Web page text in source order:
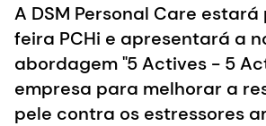
A DSM Personal Care
feira PCHi e apresentará a
abordagem "5 Actives - 5
empresa para melhorar a
pele contra os estressores